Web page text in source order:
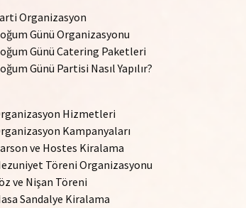
Organizasyon
Günü Organizasyonu
Günü Catering Paketleri
Günü Partisi Nasıl Yapılır?
Hizmetleri
Kampanyaları
ve Hostes Kiralama
Töreni Organizasyonu
ve Nişan Töreni
Sandalye Kiralama